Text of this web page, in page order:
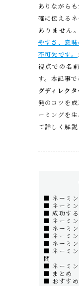
ありながら
確に伝える
ありません。
やすさ、意
不可欠です。
視点での名
す。本記事で
グディレク
発のコツを
ーミングを
て詳しく解説
■ ネーミ
■ ネーミン
■ 成功する
■ ネーミン
■ ネーミン
■ ネーミン
■ ネーミ
■ ネーミン
問
■ ネーミン
■ まとめ
■ おすす